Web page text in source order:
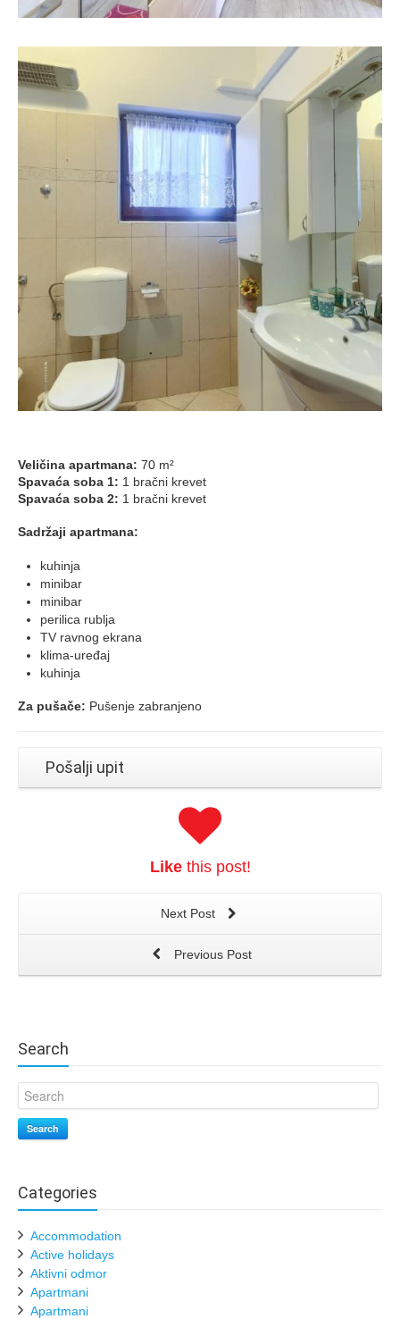
Veličina apartmana: 70 m²
Spavaća soba 1: 1 bračni krevet
Spavaća soba 2: 1 bračni krevet
Sadržaji apartmana: ​
kuhinja
minibar
minibar
perilica rublja
TV ravnog ekrana
klima-uređaj
kuhinja
Za pušače: ​Pušenje zabranjeno
Pošalji upit
Likethis post!
Next Post
Previous Post
Search
Search
Categories
Accommodation
Active holidays
Aktivni odmor
Apartmani
Apartmani